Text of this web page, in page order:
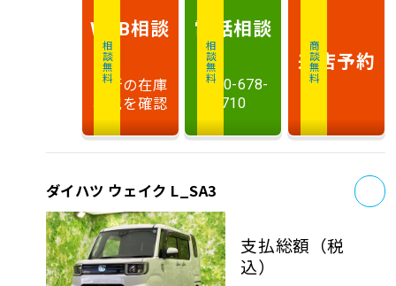
相談無料
WEB相談
最新の在庫
状況を確認
相談無料
電話相談
0120-678-
710
商談無料
来店予約
ダイハツ ウェイク L_SA3
支払総額 （税
込）